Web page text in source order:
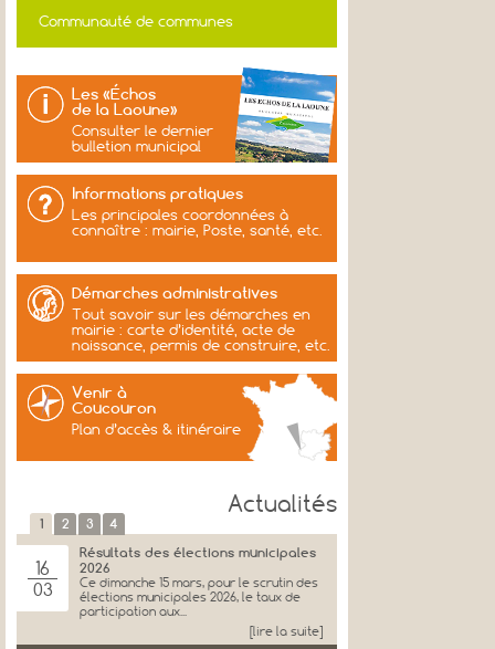
Communauté de communes
Les «Échos
de la Laoune»
Consulter le dernier
bulletion municipal
Informations pratiques
Les principales coordonnées à
connaître : mairie, Poste, santé, etc.
Démarches administratives
Tout savoir sur les démarches en
mairie : carte d’identité, acte de
naissance, permis de construire, etc.
Venir à
Coucouron
Plan d’accès & itinéraire
Actualités
16
03
Résultats des élections municipales
2026
Ce dimanche 15 mars, pour le scrutin des
élections municipales 2026, le taux de
participation aux...
[lire la suite]
1 2 3 4